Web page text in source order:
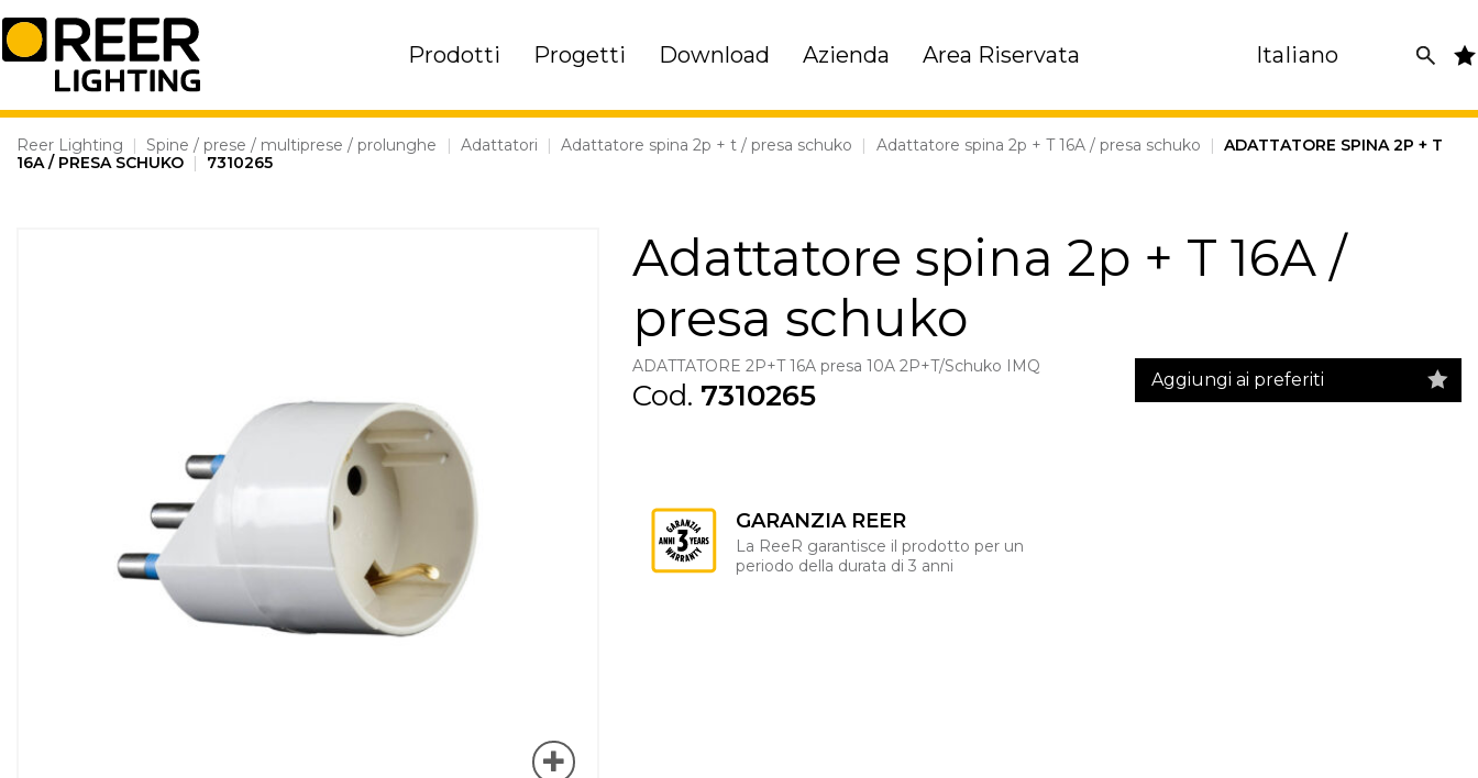
Skip
to
content
Prodotti Progetti Download Azienda Area Riservata Italiano
Reer Lighting | Spine / prese / multiprese / prolunghe | Adattatori | Adattatore spina 2p + t / presa schuko | Adattatore spina 2p + T 16A / presa schuko | ADATTATORE SPINA 2P + T
16A / PRESA SCHUKO | 7310265
Adattatore spina 2p + T 16A /
presa schuko
ADATTATORE 2P+T 16A presa 10A 2P+T/Schuko IMQ
Cod. 7310265 Aggiungi ai preferiti
GARANZIA REER
La ReeR garantisce il prodotto per un
periodo della durata di 3 anni